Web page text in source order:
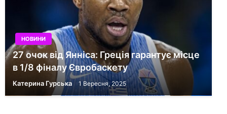
НОВИНИ
27 очок від Янніса: Греція гарантує місце
в 1/8 фіналу Євробаскету
Катерина Гурська 1 Вересня, 2025